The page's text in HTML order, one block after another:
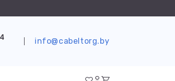
info@cabeltorg.by